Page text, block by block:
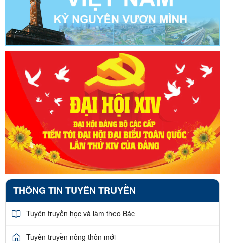
THÔNG TIN TUYÊN TRUYỀN
Tuyên truyền học và làm theo Bác
Tuyên truyền nông thôn mới